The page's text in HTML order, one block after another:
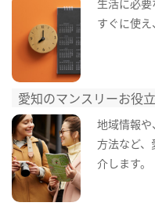
生活に必
すぐに使え
愛知のマンスリーお役
地域情報
方法など
介します。